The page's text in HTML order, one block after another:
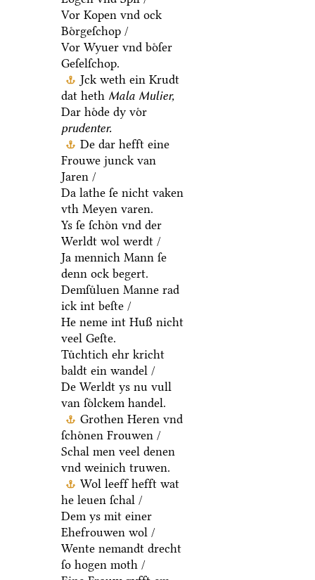
Vor Kopen vnd ock
Boͤrgeſchop /
Vor Wyuer vnd boͤſer
Geſelſchop.
Jck weth ein Krudt
dat heth Mala Mulier,
Dar hoͤde dy voͤr
prudenter.
De dar hefft eine
Frouwe junck van
Jaren /
Da lathe ſe nicht vaken
vth Meyen varen.
Ys ſe ſchoͤn vnd der
Werldt wol werdt /
Ja mennich Mann ſe
denn ock begert.
Demſuͤluen Manne rad
ick int beſte /
He neme int Huß nicht
veel Geſte.
Tuͤchtich ehr kricht
baldt ein wandel /
De Werldt ys nu vull
van ſoͤlckem handel.
Grothen Heren vnd
ſchoͤnen Frouwen /
Schal men veel denen
vnd weinich truwen.
Wol leeff hefft wat
he leuen ſchal /
Dem ys mit einer
Ehefrouwen wol /
Wente nemandt drecht
ſo hogen moth /